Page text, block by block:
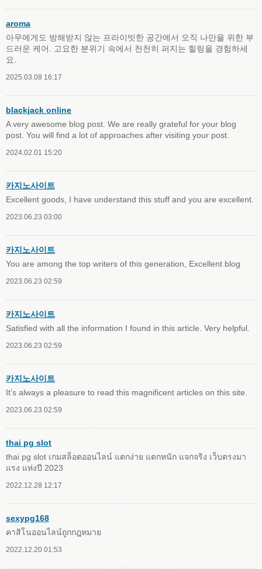
aroma
아무에게도 방해받지 않는 프라이빗한 공간에서 오직 나만을 위한 부
드러운 케어. 고요한 분위기 속에서 천천히 퍼지는 힐링을 경험하세
요.
2025.03.08 16:17
blackjack online
A very awesome blog post. We are really grateful for your blog
post. You will find a lot of approaches after visiting your post.
2024.02.01 15:20
카지노사이트
Excellent goods, I have understand this stuff and you are excellent.
2023.06.23 03:00
카지노사이트
You are among the top writers of this generation, Excellent blog
2023.06.23 02:59
카지노사이트
Satisfied with all the information I found in this article. Very helpful.
2023.06.23 02:59
카지노사이트
It’s always a pleasure to read this magnificent articles on this site.
2023.06.23 02:59
thai pg slot
thai pg slot เกมสล็อตออนไลน์ แตกง่าย แตกหนัก แจกจริง เว็บตรงมา
แรง แห่งปี 2023
2022.12.28 12:17
sexypg168
คาสิโนออนไลน์ถูกกฎหมาย
2022.12.20 01:53